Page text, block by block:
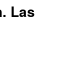
Las